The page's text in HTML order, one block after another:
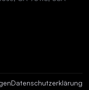
Datenschutzerklärung